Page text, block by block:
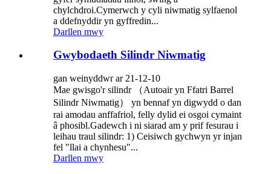
chylchdroi.Cymerwch y cyli niwmatig sylfaenol
a ddefnyddir yn gyffredin...
Darllen mwy
Gwybodaeth Silindr Niwmatig
gan weinyddwr ar 21-12-10
Mae gwisgo'r silindr （Autoair yn Ffatri Barrel
Silindr Niwmatig） yn bennaf yn digwydd o dan
rai amodau anffafriol, felly dylid ei osgoi cymaint
â phosibl.Gadewch i ni siarad am y prif fesurau i
leihau traul silindr: 1) Ceisiwch gychwyn yr injan
fel "llai a chynhesu"...
Darllen mwy